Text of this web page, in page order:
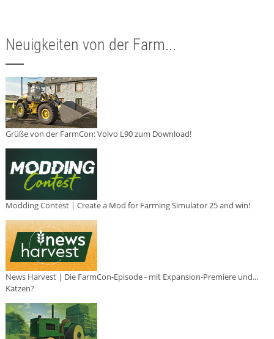
Neuigkeiten von der Farm...
Grüße von der FarmCon: Volvo L90 zum Download!
Modding Contest | Create a Mod for Farming Simulator 25 and win!
News Harvest | Die FarmCon-Episode - mit Expansion-Premiere und...
Katzen?